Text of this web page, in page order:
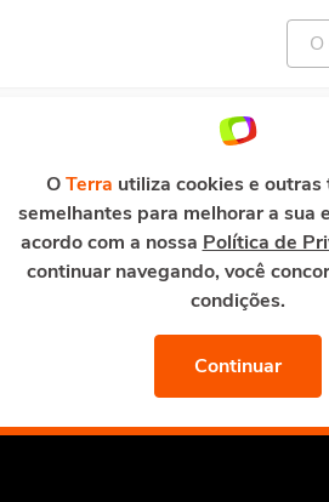
E-MAIL E
Curso de Analista de Cibersegurança
OTerra utiliza cookies e
semelhantes para melhorar a sua
acordo com a nossa Política de
continuar navegando, você
condições.
Continuar